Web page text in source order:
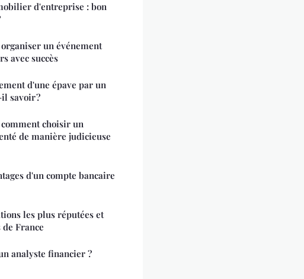
d'entreprise : bon
un événement
avec succès
d'une épave par un
savoir ?
choisir un
de manière judicieuse
d'un compte bancaire
les plus réputées et
France
analyste financier ?